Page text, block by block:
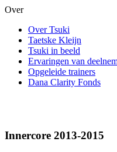
Over
Over Tsuki
Taetske Kleijn
Tsuki in beeld
Ervaringen van
Opgeleide trainers
Dana Clarity Fonds
Innercore 2013-2015